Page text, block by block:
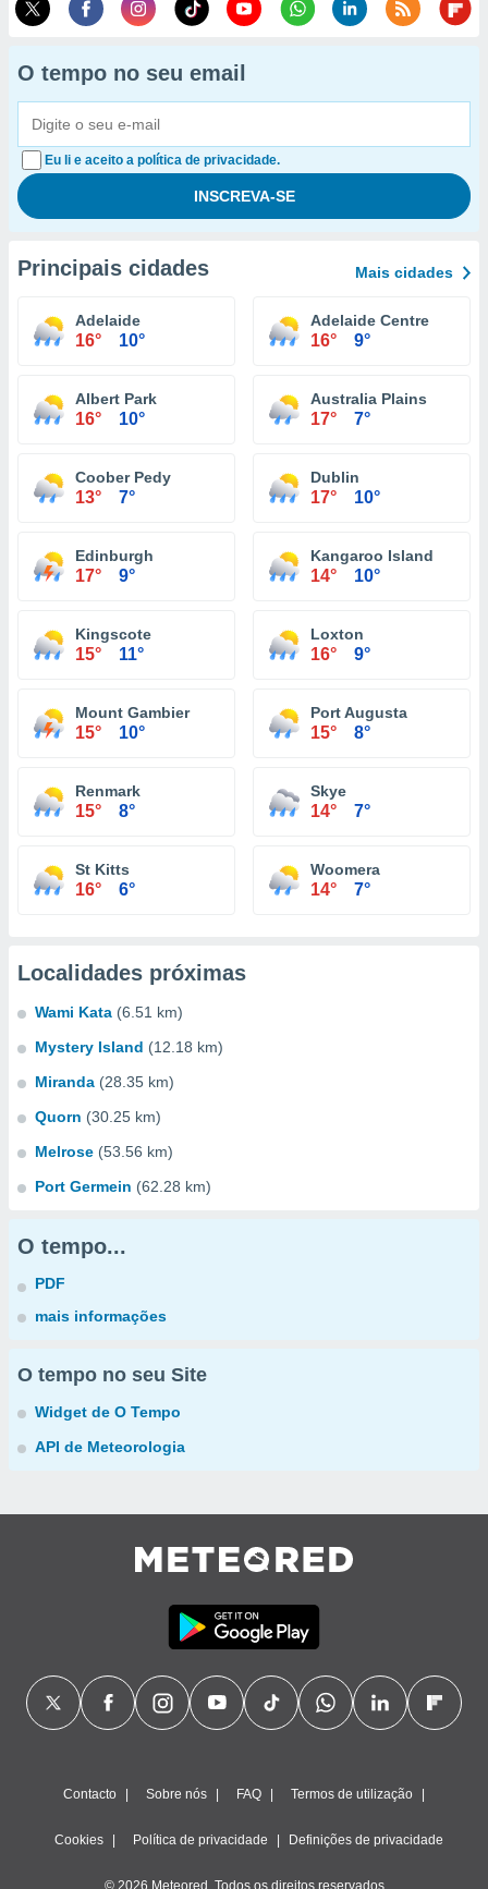
O tempo no seu email
Eu li e aceito a política de privacidade.
Principais cidades Mais cidades
Adelaide
16° 10°
Adelaide Centre
16° 9°
Albert Park
16° 10°
Australia Plains
17° 7°
Coober Pedy
13° 7°
Dublin
17° 10°
Edinburgh
17° 9°
Kangaroo Island
14° 10°
Kingscote
15° 11°
Loxton
16° 9°
Mount Gambier
15° 10°
Port Augusta
15° 8°
Renmark
15° 8°
Skye
14° 7°
St Kitts
16° 6°
Woomera
14° 7°
Localidades próximas
Wami Kata (6.51 km)
Mystery Island (12.18 km)
Miranda (28.35 km)
Quorn (30.25 km)
Melrose (53.56 km)
Port Germein (62.28 km)
O tempo...
PDF
mais informações
O tempo no seu Site
Widget de O Tempo
API de Meteorologia
Contacto Sobre nós FAQ Termos de utilização
Cookies Política de privacidade Definições de privacidade
© 2026 Meteored. Todos os direitos reservados